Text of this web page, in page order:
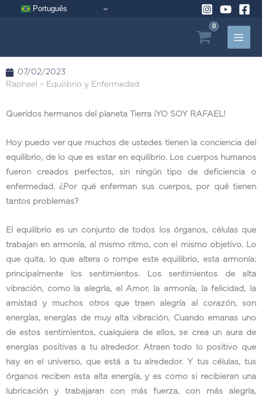
Português
07/02/2023
Raphael – Equilibrio y Enfermedad
Queridos hermanos del planeta Tierra ¡YO SOY RAFAEL!
Hoy puedo ver que muchos de ustedes tienen la conciencia del
equilibrio, de lo que es estar en equilibrio. Los cuerpos humanos
fueron creados perfectos, sin ningún tipo de deficiencia o
enfermedad. ¿Por qué enferman sus cuerpos, por qué tienen
tantos problemas?
El equilibrio es un conjunto de todos los órganos, células que
trabajan en armonía, al mismo ritmo, con el mismo objetivo. Lo
que quita, lo que altera o rompe este equilibrio, esta armonía:
principalmente los sentimientos. Los sentimientos de alta
vibración, como la alegría, el Amor, la armonía, la felicidad, la
amistad y muchos otros que traen alegría al corazón, son
energías, energías de muy alta vibración. Cuando emanas uno
de estos sentimientos, cualquiera de ellos, se crea un aura de
energías positivas a tu alrededor. Atraen todo lo positivo que
hay en el universo, que está a tu alrededor. Y tus células, tus
órganos reciben esta alta energía, y es como si recibieran una
lubricación y trabajaran con más fuerza, con más alegría,